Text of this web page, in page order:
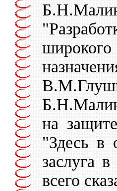
на
"Здесь в
заслуга
всего